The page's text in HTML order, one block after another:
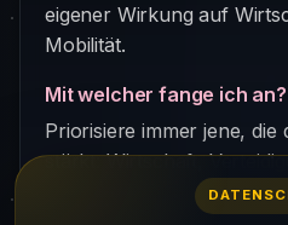
eigener Wirkung auf
Mobilität.
Mit welcher fange ich an?
Priorisiere immer jene, die
stärkt: Wirtschaft,